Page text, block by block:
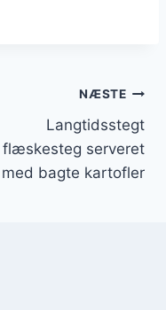
NÆSTE
Langtidsstegt
flæskesteg serveret
med bagte kartofler